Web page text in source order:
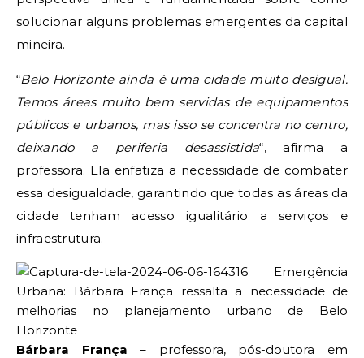
solucionar alguns problemas emergentes da capital
mineira.
“Belo Horizonte ainda é uma cidade muito desigual.
Temos áreas muito bem servidas de equipamentos
públicos e urbanos, mas isso se concentra no centro,
deixando a periferia desassistida“, afirma a
professora. Ela enfatiza a necessidade de combater
essa desigualdade, garantindo que todas as áreas da
cidade tenham acesso igualitário a serviços e
infraestrutura.
Bárbara França– professora, pós-doutora em